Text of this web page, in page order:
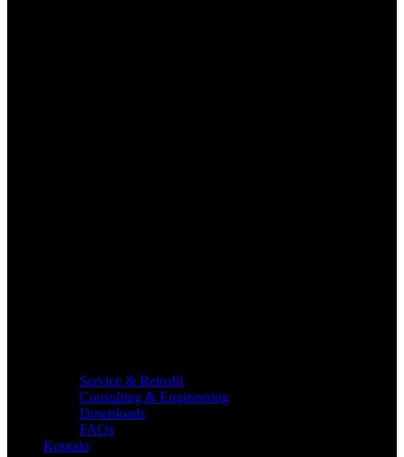
Service & Retrofit
Consulting & Engineering
Downloads
FAQs
Kontakt